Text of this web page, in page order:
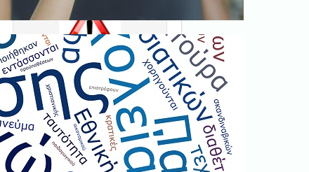
'Ολα τα έγγραφα προς τις
δημόσιες υπηρεσίες πρέπει
να είναι ψηφιακά
υπογεγραμμένα.
Ξεκινήστε εδώ.
Διαβάστε την αντίστοιχη
νομοθεσίαεδώ.